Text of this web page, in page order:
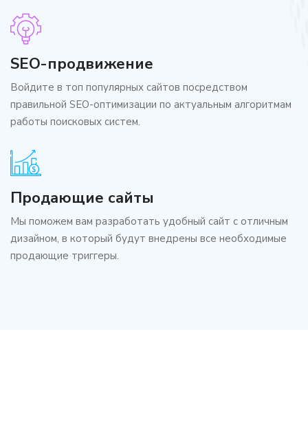
SEO-продвижение
Войдите в топ популярных сайтов посредством
правильной SEO-оптимизации по актуальным алгоритмам
работы поисковых систем.
Продающие сайты
Мы поможем вам разработать удобный сайт с отличным
дизайном, в который будут внедрены все необходимые
продающие триггеры.